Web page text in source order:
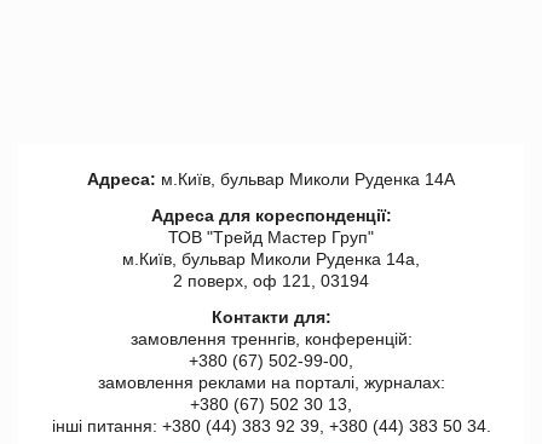
Адреса: м.Київ, бульвар Миколи Руденка 14А
Адреса для кореспонденції:
ТОВ "Tрейд Мастер Груп"
м.Київ, бульвар Миколи Руденка 14а,
2 поверх, оф 121, 03194
Контакти для:
замовлення треннгів, конференцій:
+380 (67) 502-99-00,
замовлення реклами на порталі, журналах:
+380 (67) 502 30 13,
інші питання: +380 (44) 383 92 39, +380 (44) 383 50 34.